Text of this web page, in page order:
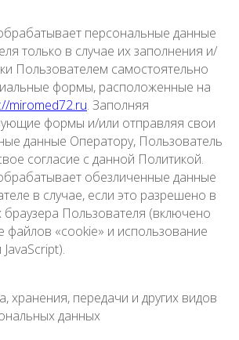
персональные данные
только в случае их заполнения и/
Пользователем самостоятельно
формы, расположенные на
miromed72.ru. Заполняя
формы и/или отправляя свои
данные Оператору, Пользователь
согласие с данной Политикой.
обезличенные данные
в случае, если это разрешено в
браузера Пользователя (включено
файлов «cookie» и использование
хранения, передачи и других видов
данных